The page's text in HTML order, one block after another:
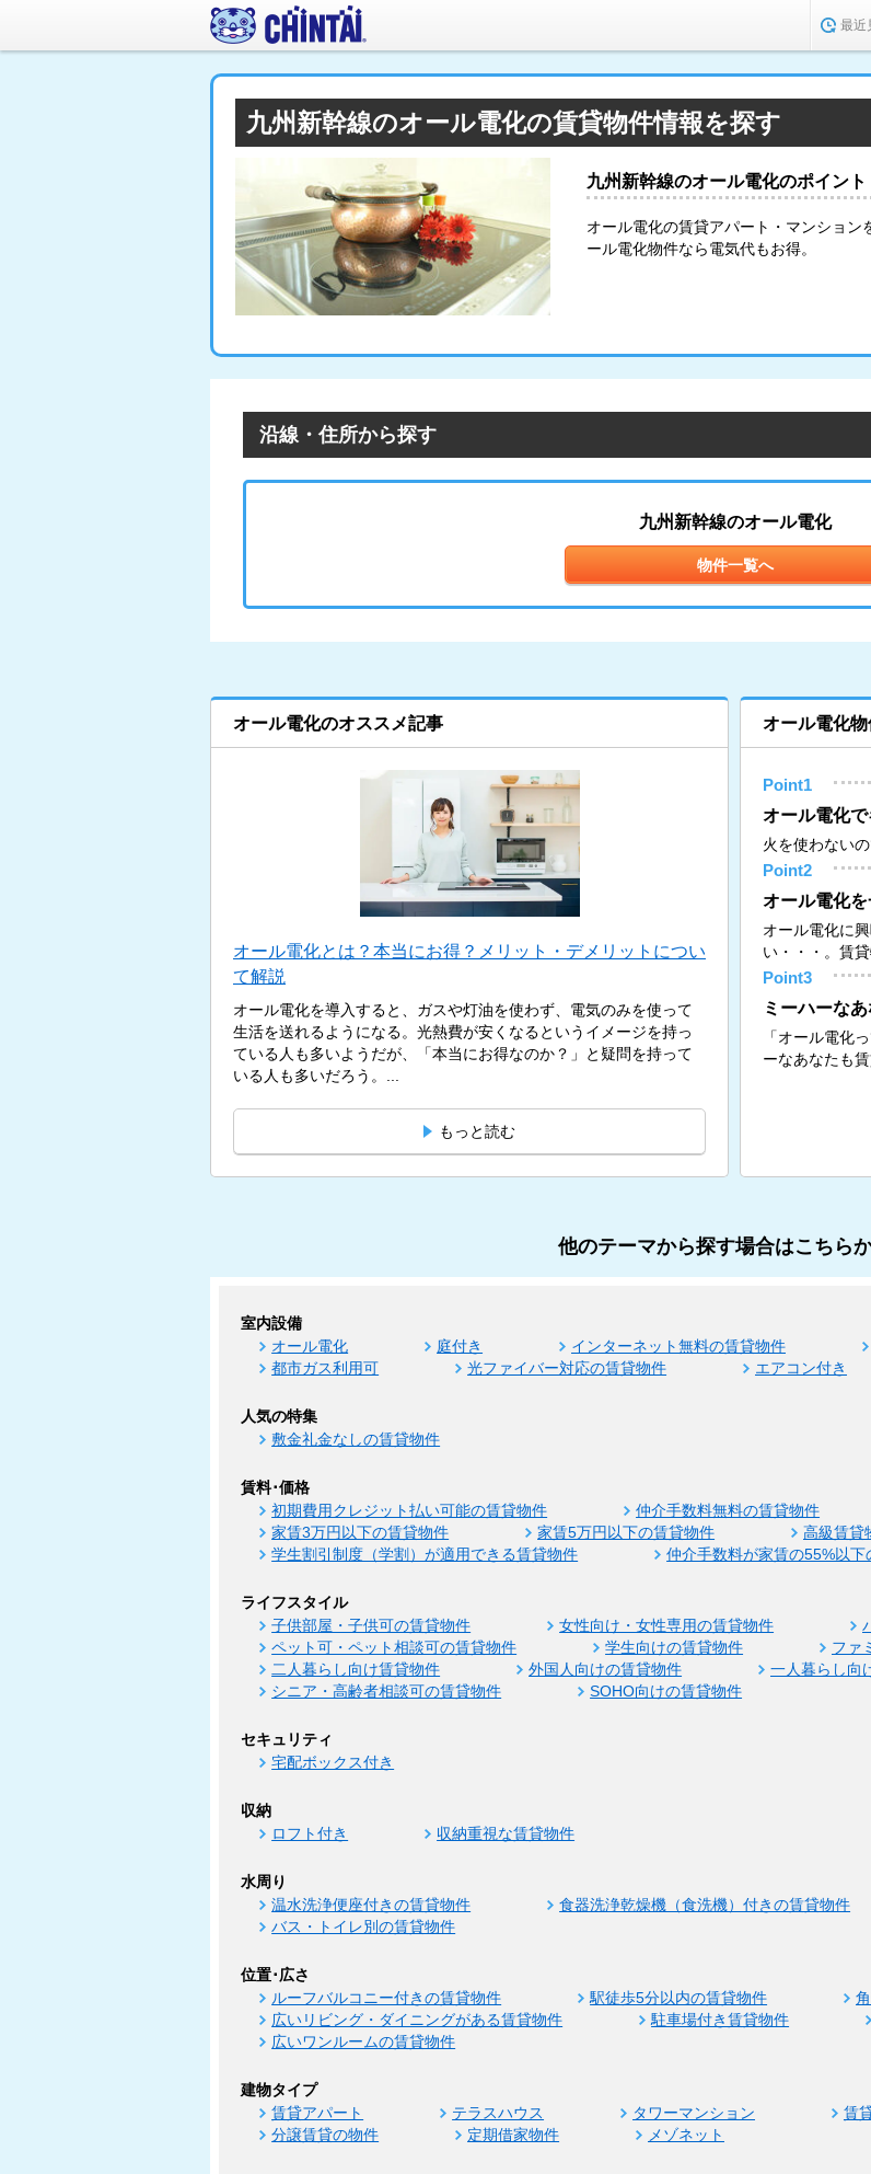
最近
九州新幹線のオール電化の賃貸物件情報を探す
九州新幹線のオール電化のポイント
オール電化の賃貸アパート・マンショ
ール電化物件なら電気代もお得。
沿線・住所から探す
九州新幹線のオール電化
物件一覧へ
オール電化のオススメ記事
オール電化とは？本当にお得？メリット・デメリットについ
て解説
オール電化を導入すると、ガスや灯油を使わず、電気のみを使って
生活を送れるようになる。光熱費が安くなるというイメージを持っ
ている人も多いようだが、「本当にお得なのか？」と疑問を持って
いる人も多いだろう。...
もっと読む
オール電化
Point1
オール電化で
火を使わない
Point2
オール電化
オール電化に
い・・・。賃
Point3
ミーハーなあ
「オール電化
ーなあなたも
他のテーマから探す場合はこちらか
室内設備
オール電化 庭付き インターネット無料の賃貸物件
都市ガス利用可
光ファイバー対応の賃貸物件 エアコン付き
人気の特集
敷金礼金なしの賃貸物件
賃料･価格
初期費用クレジット払い可能の賃貸物件 仲介手数料無料の賃貸物件
家賃3万円以下の賃貸物件
家賃5万円以下の賃貸物件
高級賃貸
学生割引制度（学割）が適用できる賃貸物件
仲介手数料が家賃の55%以下
ライフスタイル
子供部屋・子供可の賃貸物件 女性向け・女性専用の賃貸物件
ペット可・ペット相談可の賃貸物件
学生向けの賃貸物件 ファ
二人暮らし向け賃貸物件
外国人向けの賃貸物件
一人暮らし向
シニア・高齢者相談可の賃貸物件
SOHO向けの賃貸物件
セキュリティ
宅配ボックス付き
収納
ロフト付き 収納重視な賃貸物件
水周り
温水洗浄便座付きの賃貸物件 食器洗浄乾燥機（食洗機）付きの賃貸物件
バス・トイレ別の賃貸物件
位置･広さ
ルーフバルコニー付きの賃貸物件 駅徒歩5分以内の賃貸物件
広いリビング・ダイニングがある賃貸物件
駐車場付き賃貸物件
広いワンルームの賃貸物件
建物タイプ
賃貸アパート テラスハウス タワーマンション 賃
分譲賃貸の物件
定期借家物件 メゾネット